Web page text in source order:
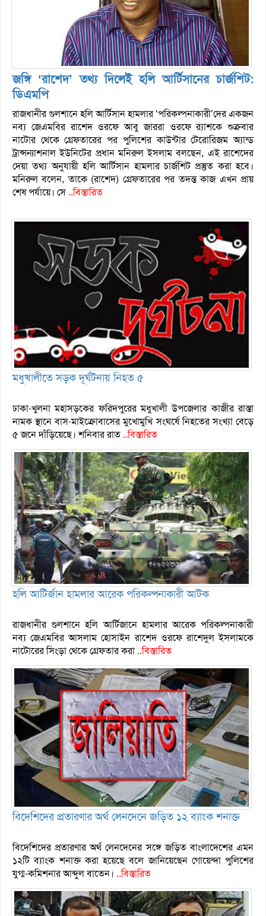
জঙ্গি ‘র‌াশেদ’ তথ্য দিলেই হলি আর্টিসানের চার্জশিট:
ডিএমপি
রাজধানীর গুলশানে হলি আর্টিসান হামলার ‘পরিকল্পনাকারী’দের একজন
নব্য জেএমবির রাশেদ ওরফে আবু জাররা ওরফে র‌্যাশকে শুক্রবার
নাটোর থেকে গ্রেফতারের পর পুলিশের কাউন্টার টেরোরিজম অ্যান্ড
ট্রান্সন্যাশনাল ইউনিটের প্রধান মনিরুল ইসলাম বলছেন, এই রাশেদের
দেয়া তথ্য অনুযায়ী হলি আর্টিসান হামলার চার্জশিট প্রস্তুত করা হবে।
মনিরুল বলেন, তাকে (রাশেদ) গ্রেফতারের পর তদন্ত কাজ এখন প্রায়
শেষ পর্যায়ে। সে ..বিস্তারিত
মধুখালীতে সড়ক দূর্ঘটনায় নিহত ৫
ঢাকা-খুলনা মহাসড়কের ফরিদপুরের মধুখালী উপজেলার কাজীর রাস্তা
নামক স্থানে বাস-মাইক্রোবাসের মুখোমুখি সংঘর্ষে নিহতের সংখ্যা বেড়ে
৫ জনে দাঁড়িয়েছে। শনিবার রাত ..বিস্তারিত
হলি আটির্জান হামলার আরেক পরিকল্পনাকারী আটক
রাজধানীর গুলশানে হলি আর্টিজানে হামলার আরেক পরিকল্পনাকারী
নব্য জেএমবির আসলাম হোসাইন রাশেদ ওরফে রাশেদুল ইসলামকে
নাটোরের সিংড়া থেকে গ্রেফতার করা..বিস্তারিত
বিদেশিদের প্রতারণার অর্থ লেনদেনে জড়িত ১২ ব্যাংক শনাক্ত
বিদেশিদের প্রতারণার অর্থ লেনদেনের সঙ্গে জড়িত বাংলাদেশের এমন
১২টি ব্যাংক শনাক্ত করা হয়েছে বলে জানিয়েছেন গোয়েন্দা পুলিশের
যুগ্ম-কমিশনার আব্দুল বাতেন। ..বিস্তারিত